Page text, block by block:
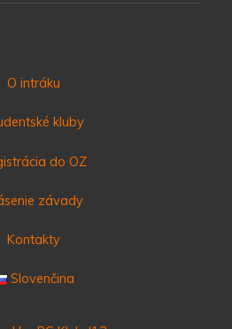
O intráku
kluby
do OZ
závady
Kontakty
Slovenčina